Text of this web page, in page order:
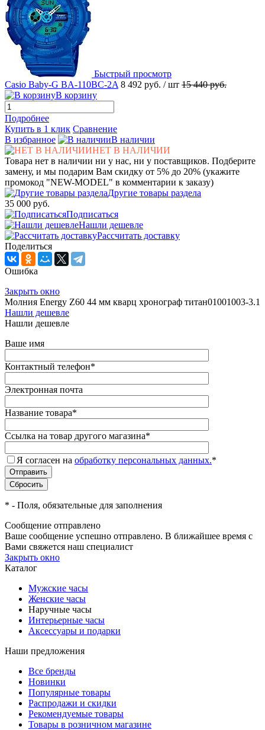
Быстрый просмотр
Casio Baby-G BA-110BC-2A 8 492 руб. / шт 15 440 руб.
В корзину
Подробнее
Купить в 1 клик Сравнение
В избранное
В наличии
НЕТ В НАЛИЧИИ
Товара нет в наличии ни у нас, ни у поставщиков. Подберите
замену, и мы подарим Вам скидку от 5% до 20% (укажите
промокод "NEW-MODEL" в комментарии к заказу)
Другие товары раздела
35 000 руб.
Подписаться
Нашли дешевле
Рассчитать доставку
Поделиться
Ошибка
Закрыть окно
Молния Energy Z60 44 мм кварц хронограф титан01001003-3.1
Нашли дешевле
Нашли дешевле
Ваше имя
Контактный телефон*
Электронная почта
Название товара*
Ссылка на товар другого магазина*
Я согласен на обработку персональных данных.*
* - Поля, обязательные для заполнения
Сообщение отправлено
Ваше сообщение успешно отправлено. В ближайшее время с
Вами свяжется наш специалист
Закрыть окно
Каталог
Мужские часы
Женские часы
Наручные часы
Интерьерные часы
Аксессуары и подарки
Наши предложения
Все бренды
Новинки
Популярные товары
Распродажи и скидки
Рекомендуемые товары
Товары в розничном магазине